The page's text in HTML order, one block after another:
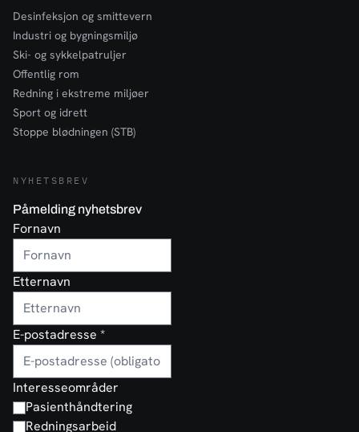
Desinfeksjon og smittevern
Industri og bygningsmiljø
Ski- og sykkelpatruljer
Offentlig rom
Redning i ekstreme miljøer
Sport og idrett
Stoppe blødningen (STB)
NYHETSBREV
Påmelding nyhetsbrev
Fornavn
Etternavn
E-postadresse *
Interesseområder
Pasienthåndtering
Redningsarbeid